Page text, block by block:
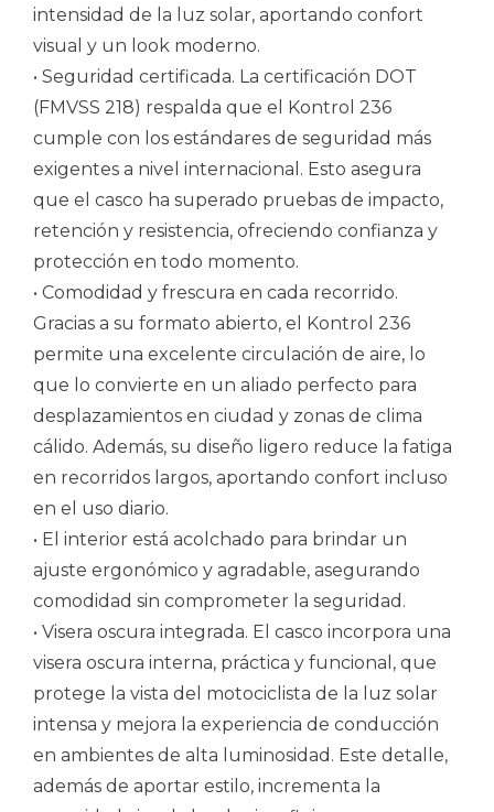
intensidad de la luz solar, aportando confort
visual y un look moderno.
• Seguridad certificada. La certificación DOT
(FMVSS 218) respalda que el Kontrol 236
cumple con los estándares de seguridad más
exigentes a nivel internacional. Esto asegura
que el casco ha superado pruebas de impacto,
retención y resistencia, ofreciendo confianza y
protección en todo momento.
• Comodidad y frescura en cada recorrido.
Gracias a su formato abierto, el Kontrol 236
permite una excelente circulación de aire, lo
que lo convierte en un aliado perfecto para
desplazamientos en ciudad y zonas de clima
cálido. Además, su diseño ligero reduce la fatiga
en recorridos largos, aportando confort incluso
en el uso diario.
• El interior está acolchado para brindar un
ajuste ergonómico y agradable, asegurando
comodidad sin comprometer la seguridad.
• Visera oscura integrada. El casco incorpora una
visera oscura interna, práctica y funcional, que
protege la vista del motociclista de la luz solar
intensa y mejora la experiencia de conducción
en ambientes de alta luminosidad. Este detalle,
además de aportar estilo, incrementa la